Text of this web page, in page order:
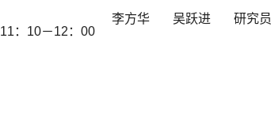
11：10－12：00
李方华 吴跃进 研究员